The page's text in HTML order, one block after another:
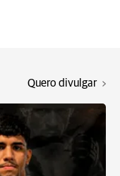
Quero divulgar